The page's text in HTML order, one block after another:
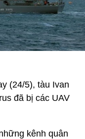
(24/5), tàu Ivan
đã bị các UAV
kênh quân